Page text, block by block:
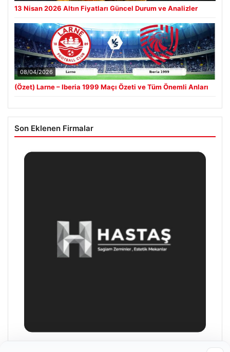
13 Nisan 2026 Altın Fiyatları Güncel Durum ve Analizler
08/04/2026
(Özet) Larne – Iberia 1999 Maçı Özeti ve Tüm Önemli Anları
Son Eklenen Firmalar